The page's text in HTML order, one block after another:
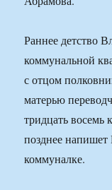
Раннее детство
коммунальной
с отцом
матерью
тридцать
позднее
коммуналке.